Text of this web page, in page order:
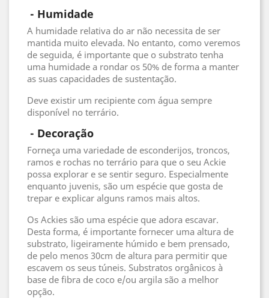
- Humidade
A humidade relativa do ar não necessita de ser
mantida muito elevada. No entanto, como veremos
de seguida, é importante que o substrato tenha
uma humidade a rondar os 50% de forma a manter
as suas capacidades de sustentação.
Deve existir um recipiente com água sempre
disponível no terrário.
- Decoração
Forneça uma variedade de esconderijos, troncos,
ramos e rochas no terrário para que o seu Ackie
possa explorar e se sentir seguro. Especialmente
enquanto juvenis, são um espécie que gosta de
trepar e explicar alguns ramos mais altos.
Os Ackies são uma espécie que adora escavar.
Desta forma, é importante fornecer uma altura de
substrato, ligeiramente húmido e bem prensado,
de pelo menos 30cm de altura para permitir que
escavem os seus túneis. Substratos orgânicos à
base de fibra de coco e/ou argila são a melhor
opção.